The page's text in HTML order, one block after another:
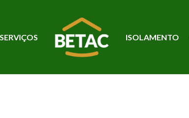
SERVIÇOS ISOLAMENTO